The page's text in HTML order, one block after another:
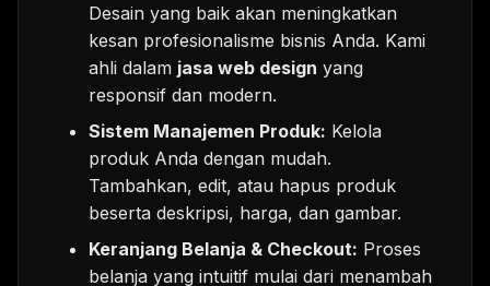
Desain yang baik akan meningkatkan
kesan profesionalisme bisnis Anda. Kami
ahli dalam jasa web design yang
responsif dan modern.
Sistem Manajemen Produk: Kelola
produk Anda dengan mudah.
Tambahkan, edit, atau hapus produk
beserta deskripsi, harga, dan gambar.
Keranjang Belanja & Checkout: Proses
belanja yang intuitif mulai dari menambah